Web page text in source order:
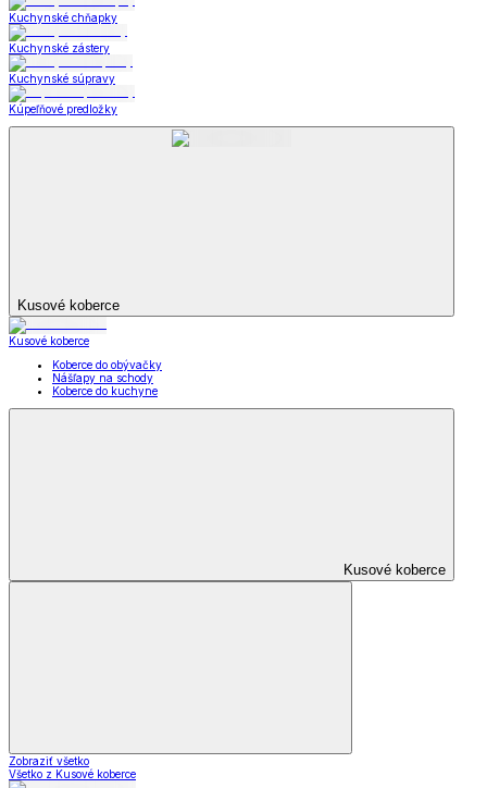
Kuchynské chňapky
Kuchynské zástery
Kuchynské súpravy
Kúpeľňové predložky
Kusové koberce
Kusové koberce
Koberce do obývačky
Nášľapy na schody
Koberce do kuchyne
Kusové koberce
Zobraziť všetko
Všetko z Kusové koberce